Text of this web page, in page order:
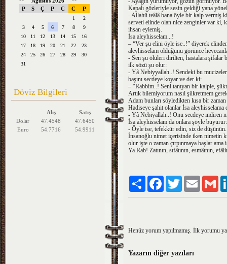
P S Ç P C C P
1
2
3
4 5 6 7 8
9
10
11 12 13 14 15
16
17
18 19 20 21 22
23
24
25 26 27 28 29
30
31
Döviz Bilgileri
Alış
Satış
Dolar
47.4548
47.6450
Euro
54.7716 54.9911
Kapalı gözleriyle sesin geldiği yana
- Allahü teâlâ bana öyle bir kalp vermiş
serveti elinde olan nice zenginler var ki,
ihsan eylemiş.
İsa aleyhisselam...!
– “Ver şu elini öyle ise..!” diyerek
aleyhisselam olduğunu görünce
- Sen şu ölüleri dirilten, hastalara şifalar
ilk sözü şu olur:
- Yâ Nebiyyallah..! Sendeki bu
başını secdeye koyar ve der ki:
– “Rabbim..! Seni tanıyan bir kalple,
Artık bilemiyorum nasıl şükretmem
Adam bunları söyledikten kısa bir
Hadiseye şahit olanlar İsa aleyhisselama
- Yâ Nebiyallah..! Onu secdeye indiren
İsa aleyhisselam da onlara şöyle
- Öyle ise, tefekkür edin, siz de
İnsanoğlu nimet içerisinde iken nimetin
olur işte o zaman çırpınmaya başlar
Ya Rab! Zatının, sıfâtının, esmâının,
Paylaş FacebookTwitter Email
Henüz yorum yapılmamış. İlk yorumu
Yazarın diğer yazıları